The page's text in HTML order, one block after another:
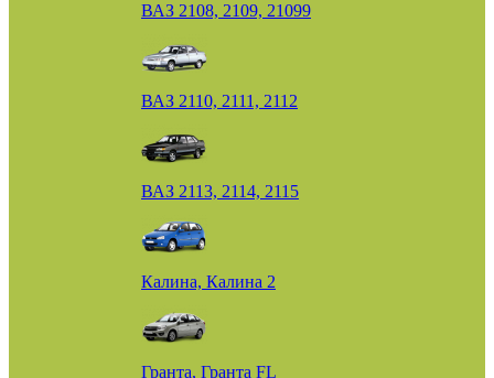
ВАЗ 2108, 2109, 21099
ВАЗ 2110, 2111, 2112
ВАЗ 2113, 2114, 2115
Калина, Калина 2
Гранта, Гранта FL